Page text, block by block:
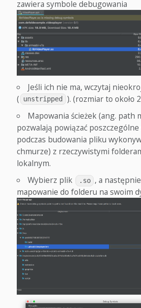
zawiera symbole debugowania
Jeśli ich nie ma, wczytaj
( unstripped
). (rozmiar to około
Mapowania ścieżek (ang. path
pozwalają powiązać
podczas budowania pliku
chmurze) z rzeczywistymi
lokalnym.
Wybierz plik
.so , a
mapowanie do folderu na swoim